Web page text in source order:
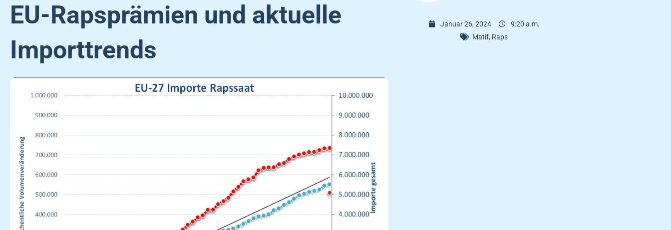
EU-Rapsprämien und aktuelle
Importtrends
Januar 26, 2024
9:20 a.m.
Matif, Raps